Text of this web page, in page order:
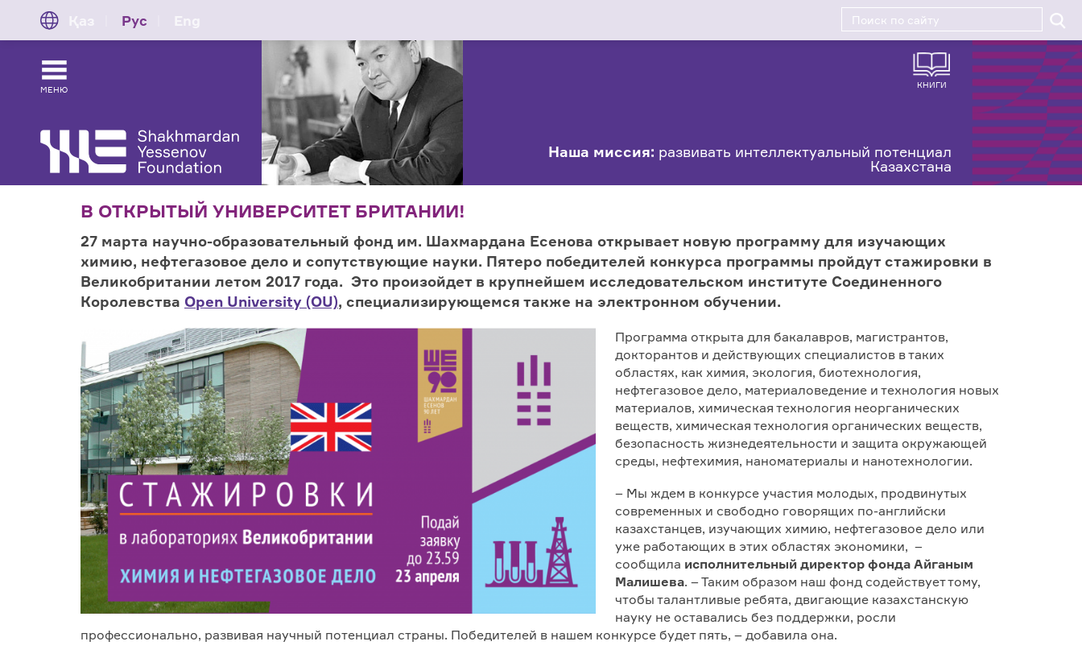
Рус
МЕНЮ КНИГИ
Наша миссия: развивать интеллектуальный потенциал
Казахстана
В ОТКРЫТЫЙ УНИВЕРСИТЕТ БРИТАНИИ!
27 марта научно-образовательный фонд им. Шахмардана Есенова открывает новую программу для изучающих
химию, нефтегазовое дело и сопутствующие науки. Пятеро победителей конкурса программы пройдут стажировки в
Великобритании летом 2017 года. Это произойдет в крупнейшем исследовательском институте Соединенного
Королевства Open University (OU), специализирующемся также на электронном обучении.
Программа открыта для бакалавров, магистрантов,
докторантов и действующих специалистов в таких
областях, как химия, экология, биотехнология,
нефтегазовое дело, материаловедение и технология новых
материалов, химическая технология неорганических
веществ, химическая технология органических веществ,
безопасность жизнедеятельности и защита окружающей
среды, нефтехимия, наноматериалы и нанотехнологии.
– Мы ждем в конкурсе участия молодых, продвинутых
современных и свободно говорящих по-английски
казахстанцев, изучающих химию, нефтегазовое дело или
уже работающих в этих областях экономики, –
сообщила исполнительный директор фонда Айганым
Малишева. – Таким образом наш фонд содействует тому,
чтобы талантливые ребята, двигающие казахстанскую
науку не оставались без поддержки, росли
профессионально, развивая научный потенциал страны. Победителей в нашем конкурсе будет пять, – добавила она.